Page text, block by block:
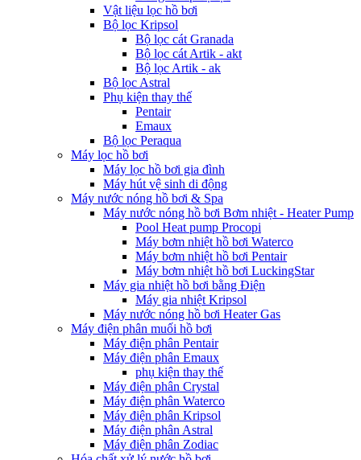
Vật liệu lọc hồ bơi
Bộ lọc Kripsol
Bộ lọc cát Granada
Bộ lọc cát Artik - akt
Bộ lọc Artik - ak
Bộ lọc Astral
Phụ kiện thay thế
Pentair
Emaux
Bộ lọc Peraqua
Máy lọc hồ bơi
Máy lọc hồ bơi gia đình
Máy hút vệ sinh di động
Máy nước nóng hồ bơi & Spa
Máy nước nóng hồ bơi Bơm nhiệt - Heater Pump
Pool Heat pump Procopi
Máy bơm nhiệt hồ bơi Waterco
Máy bơm nhiệt hồ bơi Pentair
Máy bơm nhiệt hồ bơi LuckingStar
Máy gia nhiệt hồ bơi bằng Điện
Máy gia nhiệt Kripsol
Máy nước nóng hồ bơi Heater Gas
Máy điện phân muối hồ bơi
Máy điện phân Pentair
Máy điện phân Emaux
phụ kiện thay thế
Máy điện phân Crystal
Máy điện phân Waterco
Máy điện phân Kripsol
Máy điện phân Astral
Máy điện phân Zodiac